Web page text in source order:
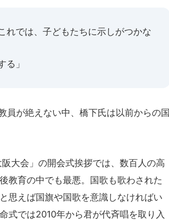
れでは、子どもたちに示しがつかな
る」
が絶えない中、橋下氏は以前からの国
大会」の開会式挨拶では、数百人の高
教育の中でも最悪。国歌も歌わされた
思えば国旗や国歌を意識しなければい
式では2010年から君が代斉唱を取り入